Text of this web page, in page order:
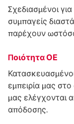
Σχεδιασμένοι
συμπαγείς
παρέχουν
Ποιότητα ΟΕ
εμπειρία μας
μας ελέγχονται
απόδοσης.